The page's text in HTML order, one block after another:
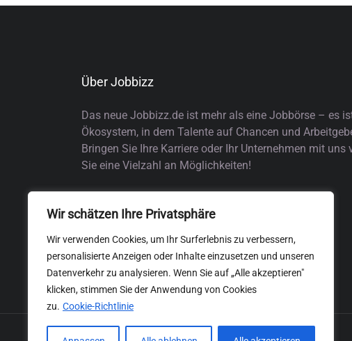
Wir schätzen Ihre Privatsphäre
Wir verwenden Cookies, um Ihr Surferlebnis zu verbessern,
personalisierte Anzeigen oder Inhalte einzusetzen und unseren
Datenverkehr zu analysieren. Wenn Sie auf „Alle akzeptieren"
klicken, stimmen Sie der Anwendung von Cookies
zu. Cookie-Richtlinie
Über Jobbizz
Das neue Jobbizz.de ist mehr als eine Jobbörse – es
Ökosystem, in dem Talente auf Chancen und
Bringen Sie Ihre Karriere oder Ihr Unternehmen mit uns
Sie eine Vielzahl an Möglichkeiten!